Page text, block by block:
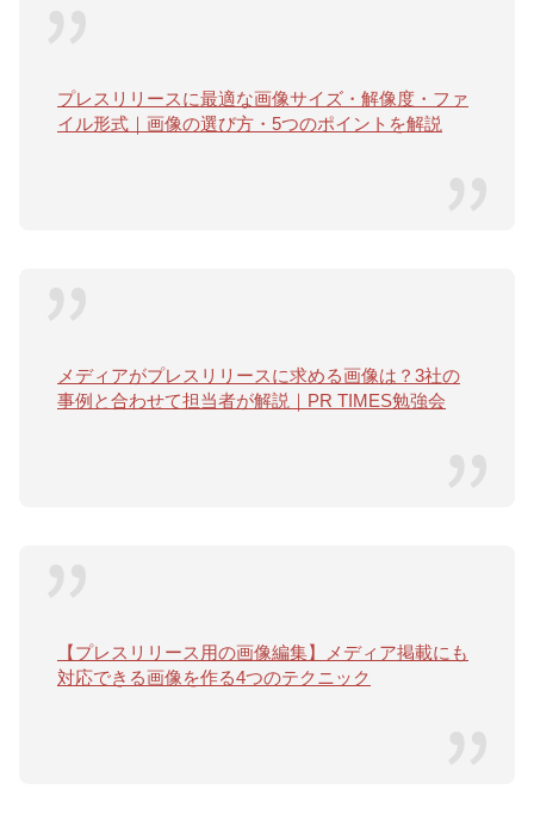
プレスリリースに最適な画像サイズ・解像度・ファ
イル形式｜画像の選び方・5つのポイントを解説
メディアがプレスリリースに求める画像は？3社の
事例と合わせて担当者が解説｜PR TIMES勉強会
【プレスリリース用の画像編集】メディア掲載にも
対応できる画像を作る4つのテクニック